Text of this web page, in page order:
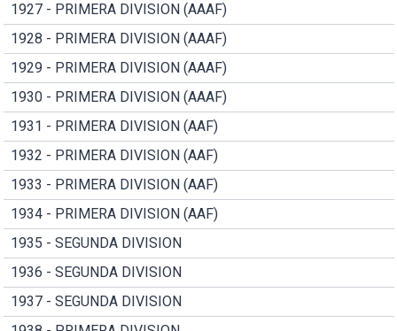
1927 - PRIMERA DIVISION (AAAF)
1928 - PRIMERA DIVISION (AAAF)
1929 - PRIMERA DIVISION (AAAF)
1930 - PRIMERA DIVISION (AAAF)
1931 - PRIMERA DIVISION (AAF)
1932 - PRIMERA DIVISION (AAF)
1933 - PRIMERA DIVISION (AAF)
1934 - PRIMERA DIVISION (AAF)
1935 - SEGUNDA DIVISION
1936 - SEGUNDA DIVISION
1937 - SEGUNDA DIVISION